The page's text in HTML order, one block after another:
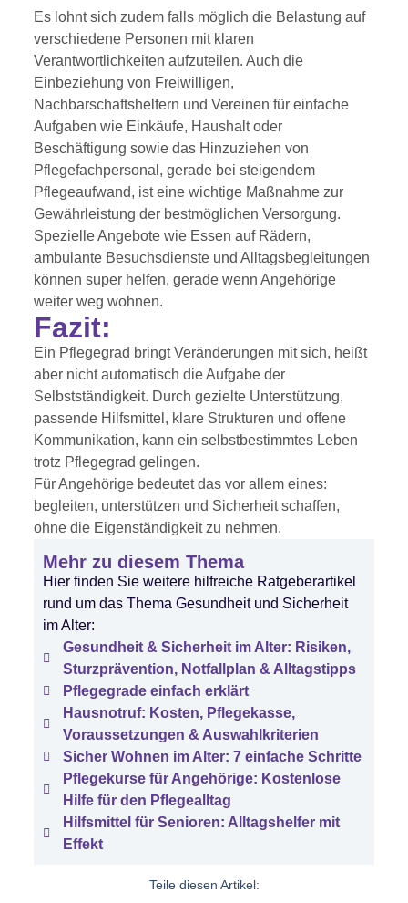
Es lohnt sich zudem falls möglich die Belastung auf
verschiedene Personen mit klaren
Verantwortlichkeiten aufzuteilen. Auch die
Einbeziehung von Freiwilligen,
Nachbarschaftshelfern und Vereinen für einfache
Aufgaben wie Einkäufe, Haushalt oder
Beschäftigung sowie das Hinzuziehen von
Pflegefachpersonal, gerade bei steigendem
Pflegeaufwand, ist eine wichtige Maßnahme zur
Gewährleistung der bestmöglichen Versorgung.
Spezielle Angebote wie Essen auf Rädern,
ambulante Besuchsdienste und Alltagsbegleitungen
können super helfen, gerade wenn Angehörige
weiter weg wohnen.
Fazit:
Ein Pflegegrad bringt Veränderungen mit sich, heißt
aber nicht automatisch die Aufgabe der
Selbstständigkeit. Durch gezielte Unterstützung,
passende Hilfsmittel, klare Strukturen und offene
Kommunikation, kann ein selbstbestimmtes Leben
trotz Pflegegrad gelingen.
Für Angehörige bedeutet das vor allem eines:
begleiten, unterstützen und Sicherheit schaffen,
ohne die Eigenständigkeit zu nehmen.
Mehr zu diesem Thema
Hier finden Sie weitere hilfreiche Ratgeberartikel
rund um das Thema Gesundheit und Sicherheit
im Alter:
Gesundheit & Sicherheit im Alter: Risiken,
Sturzprävention, Notfallplan & Alltagstipps
Pflegegrade einfach erklärt
Hausnotruf: Kosten, Pflegekasse,
Voraussetzungen & Auswahlkriterien
Sicher Wohnen im Alter: 7 einfache Schritte
Pflegekurse für Angehörige: Kostenlose
Hilfe für den Pflegealltag
Hilfsmittel für Senioren: Alltagshelfer mit
Effekt
Teile diesen Artikel: